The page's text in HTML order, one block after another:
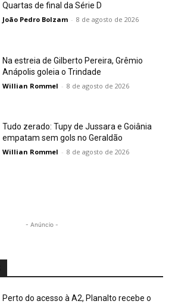
Quartas de final da Série D
João Pedro Bolzam - 8 de agosto de 2026
Na estreia de Gilberto Pereira, Grêmio
Anápolis goleia o Trindade
Willian Rommel - 8 de agosto de 2026
Tudo zerado: Tupy de Jussara e Goiânia
empatam sem gols no Geraldão
Willian Rommel - 8 de agosto de 2026
- Anúncio -
Perto do acesso à A2, Planalto recebe o